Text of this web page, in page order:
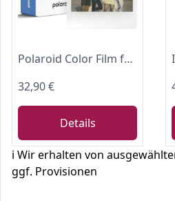
Polaroid Color Film für 600 - Doppelpack
32,90 €
Details
ℹ️ Wir erhalten von
ggf. Provisionen